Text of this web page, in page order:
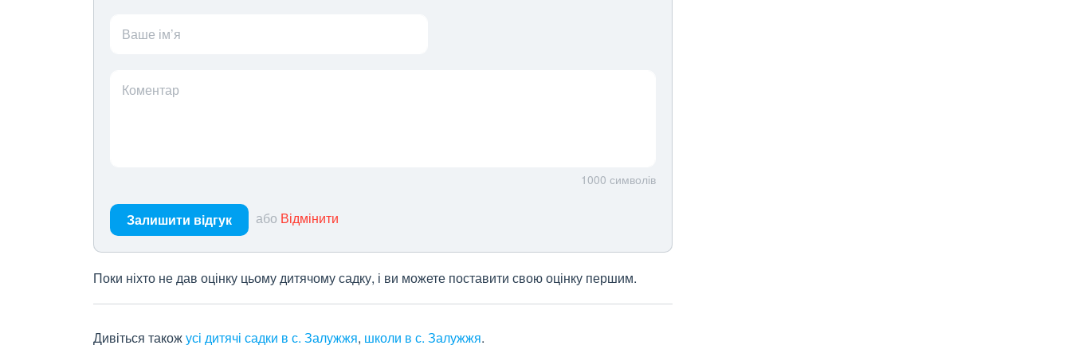
Ваше ім’я
Коментар
1000 символів
Залишити відгук або Відмінити
Поки ніхто не дав оцінку цьому дитячому садку, і ви можете поставити свою оцінку першим.
Дивіться такожусі дитячі садки в с. Залужжя, школи в с. Залужжя.